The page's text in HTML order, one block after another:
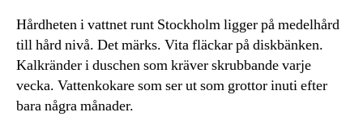
Hårdheten i vattnet runt Stockholm ligger på medelhård
till hård nivå. Det märks. Vita fläckar på diskbänken.
Kalkränder i duschen som kräver skrubbande varje
vecka. Vattenkokare som ser ut som grottor inuti efter
bara några månader.